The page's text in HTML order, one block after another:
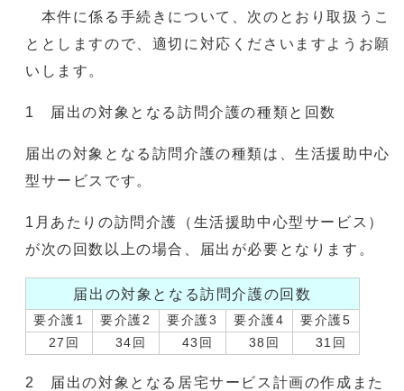
本件に係る手続きについて、次のとおり取扱うこ
ととしますので、適切に対応くださいますようお願
いします。
1 届出の対象となる訪問介護の種類と回数
届出の対象となる訪問介護の種類は、生活援助中心
型サービスです。
1月あたりの訪問介護（生活援助中心型サービス）
が次の回数以上の場合、届出が必要となります。
届出の対象となる訪問介護の回数
要介護1 要介護2 要介護3 要介護4
要介護5
27回
34回 43回 38回 31回
2 届出の対象となる居宅サービス計画の作成また